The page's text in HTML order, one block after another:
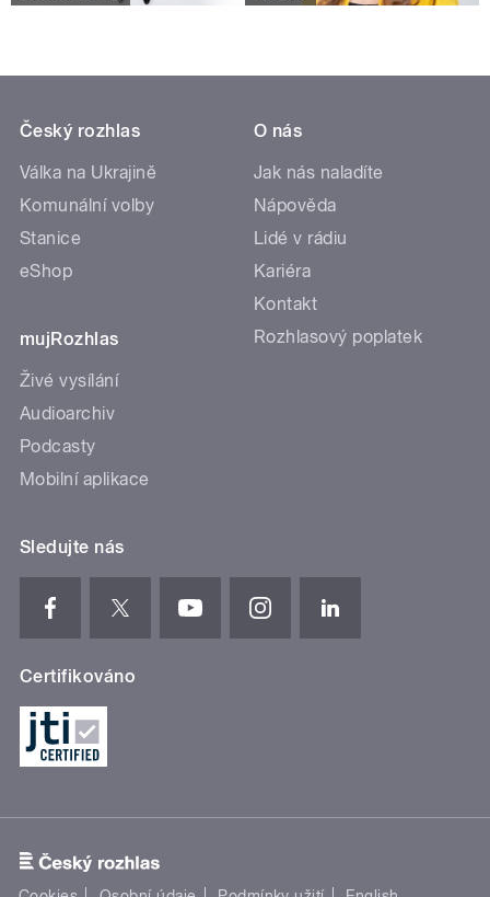
Český rozhlas
Válka na Ukrajině
Komunální volby
Stanice
eShop
mujRozhlas
Živé vysílání
Audioarchiv
Podcasty
Mobilní aplikace
O nás
Jak nás naladíte
Nápověda
Lidé v rádiu
Kariéra
Kontakt
Rozhlasový poplatek
Sledujte nás
Certifikováno